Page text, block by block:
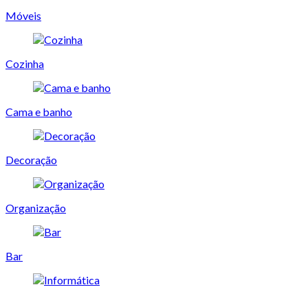
Móveis
Cozinha
Cama e banho
Decoração
Organização
Bar